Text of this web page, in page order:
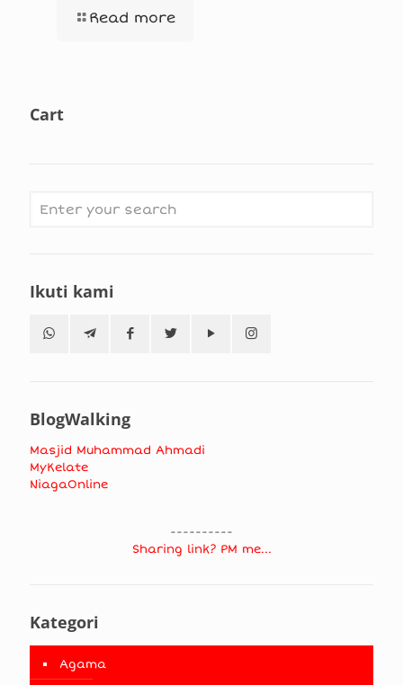
Read more
Cart
Ikuti kami
BlogWalking
Masjid Muhammad Ahmadi
MyKelate
NiagaOnline
----------
Sharing link? PM me...
Kategori
Agama